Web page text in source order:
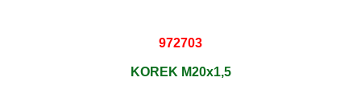
972703
KOREK M20x1,5